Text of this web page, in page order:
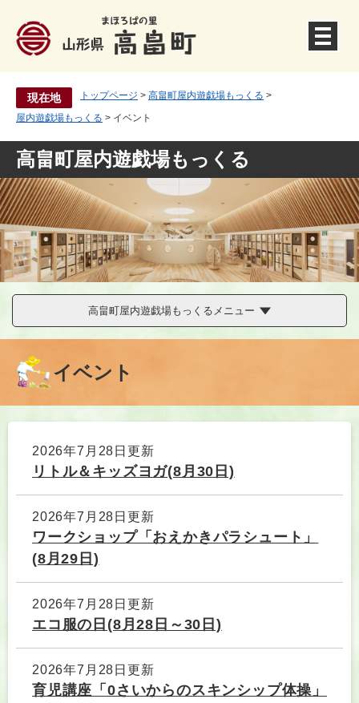
す
現在地 トップページ > 高畠町屋内遊戯場もっくる >
屋内遊戯場もっくる > イベント
高畠町屋内遊戯場もっくる
高畠町屋内遊戯場もっくるメニュー
イベント
2026年7月28日更新
リトル＆キッズヨガ(8月30日)
2026年7月28日更新
ワークショップ「おえかきパラシュート」
(8月29日)
2026年7月28日更新
エコ服の日(8月28日～30日)
2026年7月28日更新
育児講座「0さいからのスキンシップ体操」